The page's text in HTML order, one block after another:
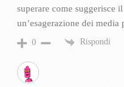
superare come suggerisce
un’esagerazione dei media
0 Rispondi